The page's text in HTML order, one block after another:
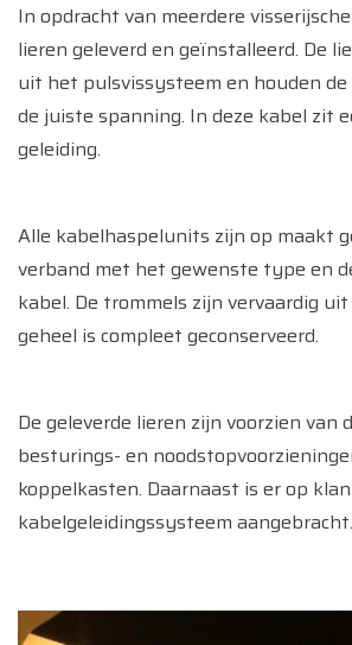
In opdracht van meerdere
lieren geleverd en geïnstalleerd. De
uit het pulsvissysteem en houden
de juiste spanning. In deze kabel zit
geleiding.
Alle kabelhaspelunits zijn op maakt
verband met het gewenste type en
kabel. De trommels zijn vervaardig
geheel is compleet geconserveerd.
De geleverde lieren zijn voorzien van
besturings- en
koppelkasten. Daarnaast is er op
kabelgeleidingssysteem aangebracht.